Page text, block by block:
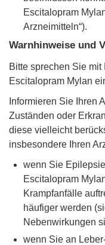
Escitalopram
Arzneimitteln“).
Warnhinweise und
Bitte sprechen Sie mit
Escitalopram Mylan
Informieren Sie Ihren
Zuständen oder
diese vielleicht
insbesondere Ihren
wenn Sie
Escitalopram
Krampfanfälle
häufiger werden
Nebenwirkungen
wenn Sie an